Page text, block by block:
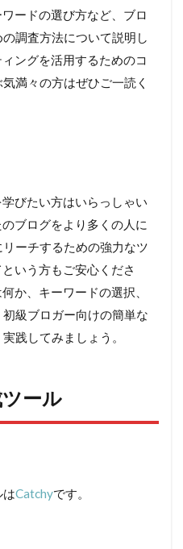
ードの選び方など、ブロ
調査方法について説明し
ングを活用するためのコ
満々の方はぜひご一読く
びたい方はいらっしゃい
ブログをより多くの人に
ーチするための強力なツ
いう方もご安心くださ
か、キーワードの選択、
級ブロガー向けの簡単な
践してみましょう。
ール
はCatchyです。